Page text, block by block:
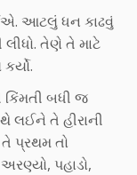
આટલું ધન કાઢવું
તેણે તે માટે
બધી જ
લઈને તે હીરાની
તે પ્રથમ તો
પહાડો,